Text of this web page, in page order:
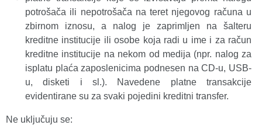
potrošača ili nepotrošača na teret njegovog računa u
zbirnom iznosu, a nalog je zaprimljen na šalteru
kreditne institucije ili osobe koja radi u ime i za račun
kreditne institucije na nekom od medija (npr. nalog za
isplatu plaća zaposlenicima podnesen na CD-u, USB-
u, disketi i sl.). Navedene platne transakcije
evidentirane su za svaki pojedini kreditni transfer.
Ne uključuju se: